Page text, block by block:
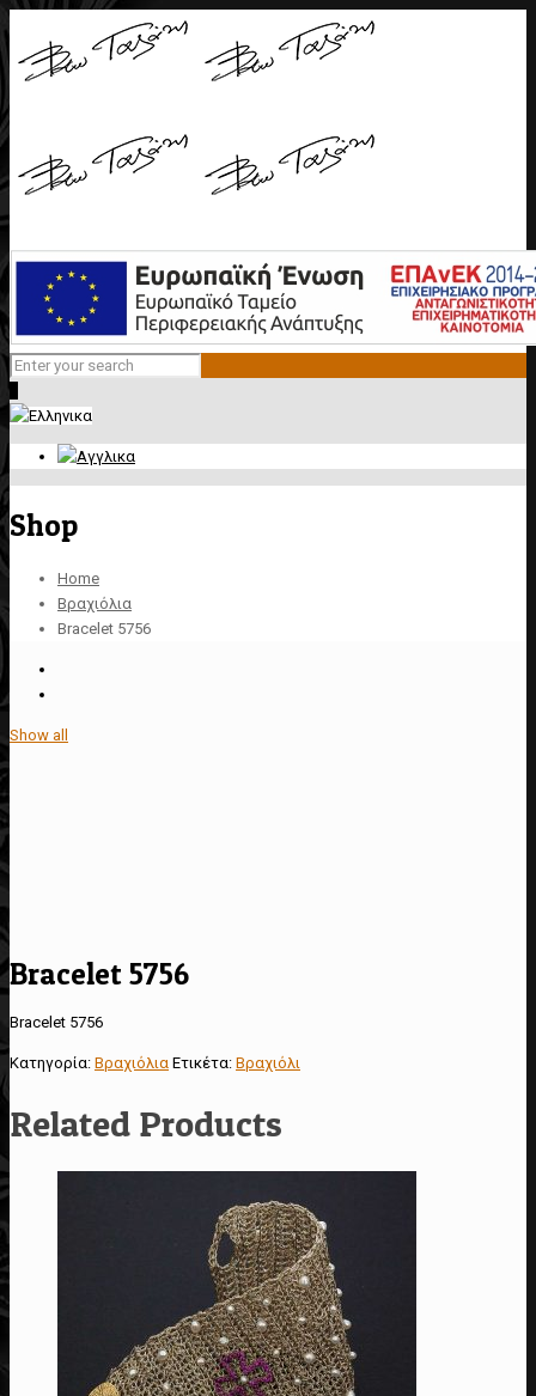
Shop
Home
Βραχιόλια
Bracelet 5756
Show all
Bracelet 5756
Bracelet 5756
Κατηγορία: Βραχιόλια Ετικέτα: Βραχιόλι
Related Products